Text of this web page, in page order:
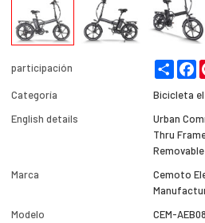
participación Share
Categoría
Bicicleta
English details
Urban
Thru
Marca
Cemoto
Modelo
CEM-